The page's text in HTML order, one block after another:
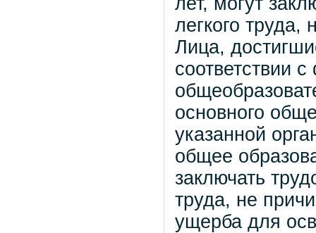
легкого
Лица,
соответствии
основного
указанной
общее
заключать
труда, не
ущерба для